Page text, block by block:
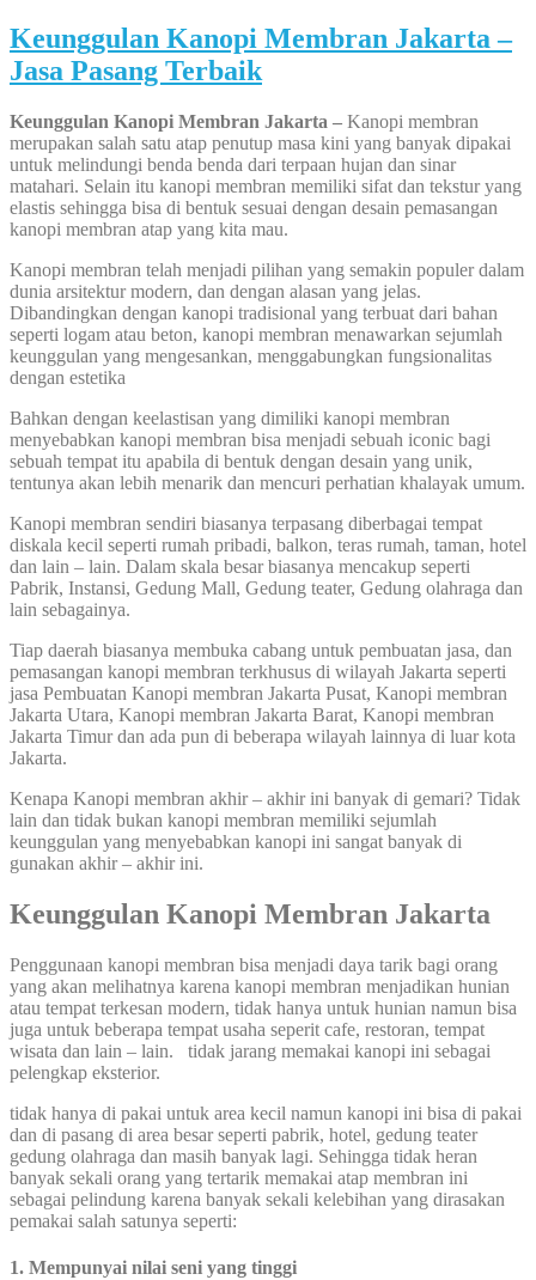
Keunggulan Kanopi Membran Jakarta –
Jasa Pasang Terbaik
Keunggulan Kanopi Membran Jakarta – Kanopi membran
merupakan salah satu atap penutup masa kini yang banyak dipakai
untuk melindungi benda benda dari terpaan hujan dan sinar
matahari. Selain itu kanopi membran memiliki sifat dan tekstur yang
elastis sehingga bisa di bentuk sesuai dengan desain pemasangan
kanopi membran atap yang kita mau.
Kanopi membran telah menjadi pilihan yang semakin populer dalam
dunia arsitektur modern, dan dengan alasan yang jelas.
Dibandingkan dengan kanopi tradisional yang terbuat dari bahan
seperti logam atau beton, kanopi membran menawarkan sejumlah
keunggulan yang mengesankan, menggabungkan fungsionalitas
dengan estetika
Bahkan dengan keelastisan yang dimiliki kanopi membran
menyebabkan kanopi membran bisa menjadi sebuah iconic bagi
sebuah tempat itu apabila di bentuk dengan desain yang unik,
tentunya akan lebih menarik dan mencuri perhatian khalayak umum.
Kanopi membran sendiri biasanya terpasang diberbagai tempat
diskala kecil seperti rumah pribadi, balkon, teras rumah, taman, hotel
dan lain – lain. Dalam skala besar biasanya mencakup seperti
Pabrik, Instansi, Gedung Mall, Gedung teater, Gedung olahraga dan
lain sebagainya.
Tiap daerah biasanya membuka cabang untuk pembuatan jasa, dan
pemasangan kanopi membran terkhusus di wilayah Jakarta seperti
jasa Pembuatan Kanopi membran Jakarta Pusat, Kanopi membran
Jakarta Utara, Kanopi membran Jakarta Barat, Kanopi membran
Jakarta Timur dan ada pun di beberapa wilayah lainnya di luar kota
Jakarta.
Kenapa Kanopi membran akhir – akhir ini banyak di gemari? Tidak
lain dan tidak bukan kanopi membran memiliki sejumlah
keunggulan yang menyebabkan kanopi ini sangat banyak di
gunakan akhir – akhir ini.
Keunggulan Kanopi Membran Jakarta
Penggunaan kanopi membran bisa menjadi daya tarik bagi orang
yang akan melihatnya karena kanopi membran menjadikan hunian
atau tempat terkesan modern, tidak hanya untuk hunian namun bisa
juga untuk beberapa tempat usaha seperit cafe, restoran, tempat
wisata dan lain – lain. tidak jarang memakai kanopi ini sebagai
pelengkap eksterior.
tidak hanya di pakai untuk area kecil namun kanopi ini bisa di pakai
dan di pasang di area besar seperti pabrik, hotel, gedung teater
gedung olahraga dan masih banyak lagi. Sehingga tidak heran
banyak sekali orang yang tertarik memakai atap membran ini
sebagai pelindung karena banyak sekali kelebihan yang dirasakan
pemakai salah satunya seperti:
1. Mempunyai nilai seni yang tinggi